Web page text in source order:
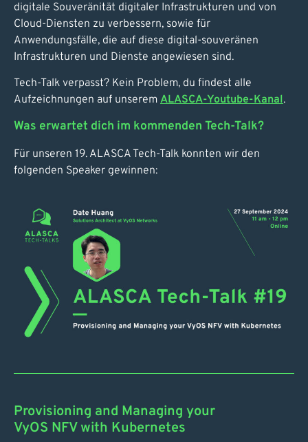
digitale Souveränität digitaler Infrastrukturen und von
Cloud-Diensten zu verbessern, sowie für
Anwendungsfälle, die auf diese digital-souveränen
Infrastrukturen und Dienste angewiesen sind.
Tech-Talk verpasst? Kein Problem, du findest alle
Aufzeichnungen auf unserem ALASCA-Youtube-Kanal.
Was erwartet dich im kommenden Tech-Talk?
Für unseren 19. ALASCA Tech-Talk konnten wir den
folgenden Speaker gewinnen:
Provisioning and Managing your
VyOS NFV with Kubernetes